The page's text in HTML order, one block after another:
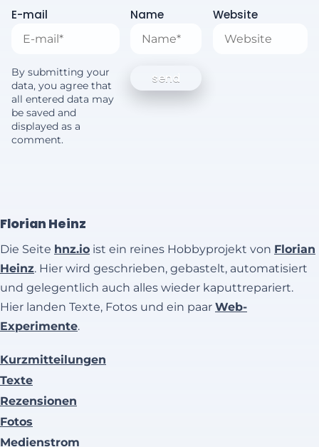
E-mail Name Website
By submitting your
data, you agree that
all entered data may
be saved and
displayed as a
comment.
Florian Heinz
Die Seite hnz.io ist ein reines Hobbyprojekt von Florian
Heinz. Hier wird geschrieben, gebastelt, automatisiert
und gelegentlich auch alles wieder kaputtrepariert.
Hier landen Texte, Fotos und ein paar Web-
Experimente.
Kurzmitteilungen
Texte
Rezensionen
Fotos
Medienstrom